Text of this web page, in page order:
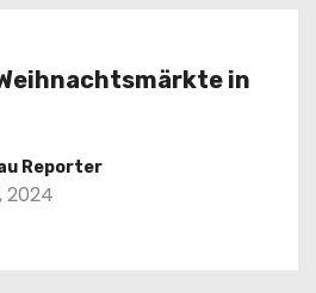
in
Reporter
2024